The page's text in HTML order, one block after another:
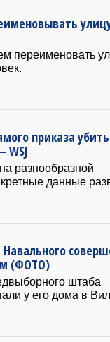
переименовать
приказа убить
WSJ
разнообразной
данные
(ФОТО)
штаба
у его дома в